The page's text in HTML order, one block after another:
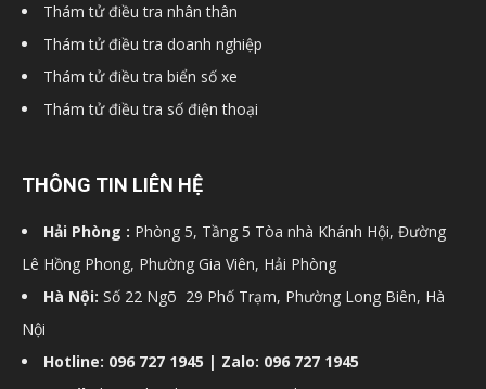
dịch
thám
Thám tử điều tra nhân thân
Thám tử điều tra doanh nghiệp
Thám tử điều tra biển số xe
Thám tử điều tra số điện thoại
THÔNG TIN LIÊN HỆ
Hải Phòng : Phòng 5, Tầng 5 Tòa nhà Khánh Hội, Đường
Lê Hồng Phong, Phường Gia Viên, Hải Phòng
Hà Nội: Số 22 Ngõ 29 Phố Trạm, Phường Long Biên, Hà
Nội
Hotline: 096 727 1945 | Zalo: 096 727 1945